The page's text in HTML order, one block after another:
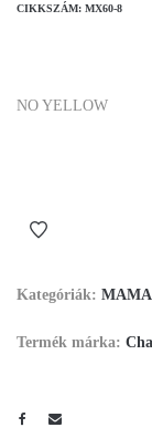
CIKKSZÁM: MX60-8
NO YELLOW
Kategóriák: MAMA
Termék márka: